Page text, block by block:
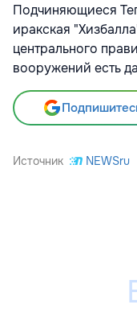
Подчиняющиеся
иракская
центрального
вооружений есть
Источник NEWSru